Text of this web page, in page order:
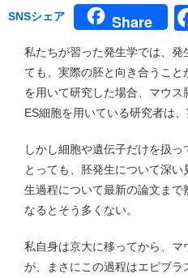
SNSシェア Share
私たちが習った発生学では、
ても、実際の胚と向き合うこ
を用いて研究した場合、マウ
ES細胞を用いている研究者は
しかし細胞や遺伝子だけを扱
とっても、胚発生について深
生過程について最新の論文ま
なるとそう多くない。
私自身は京大に移ってから、
が、まさにこの過程はエピブ